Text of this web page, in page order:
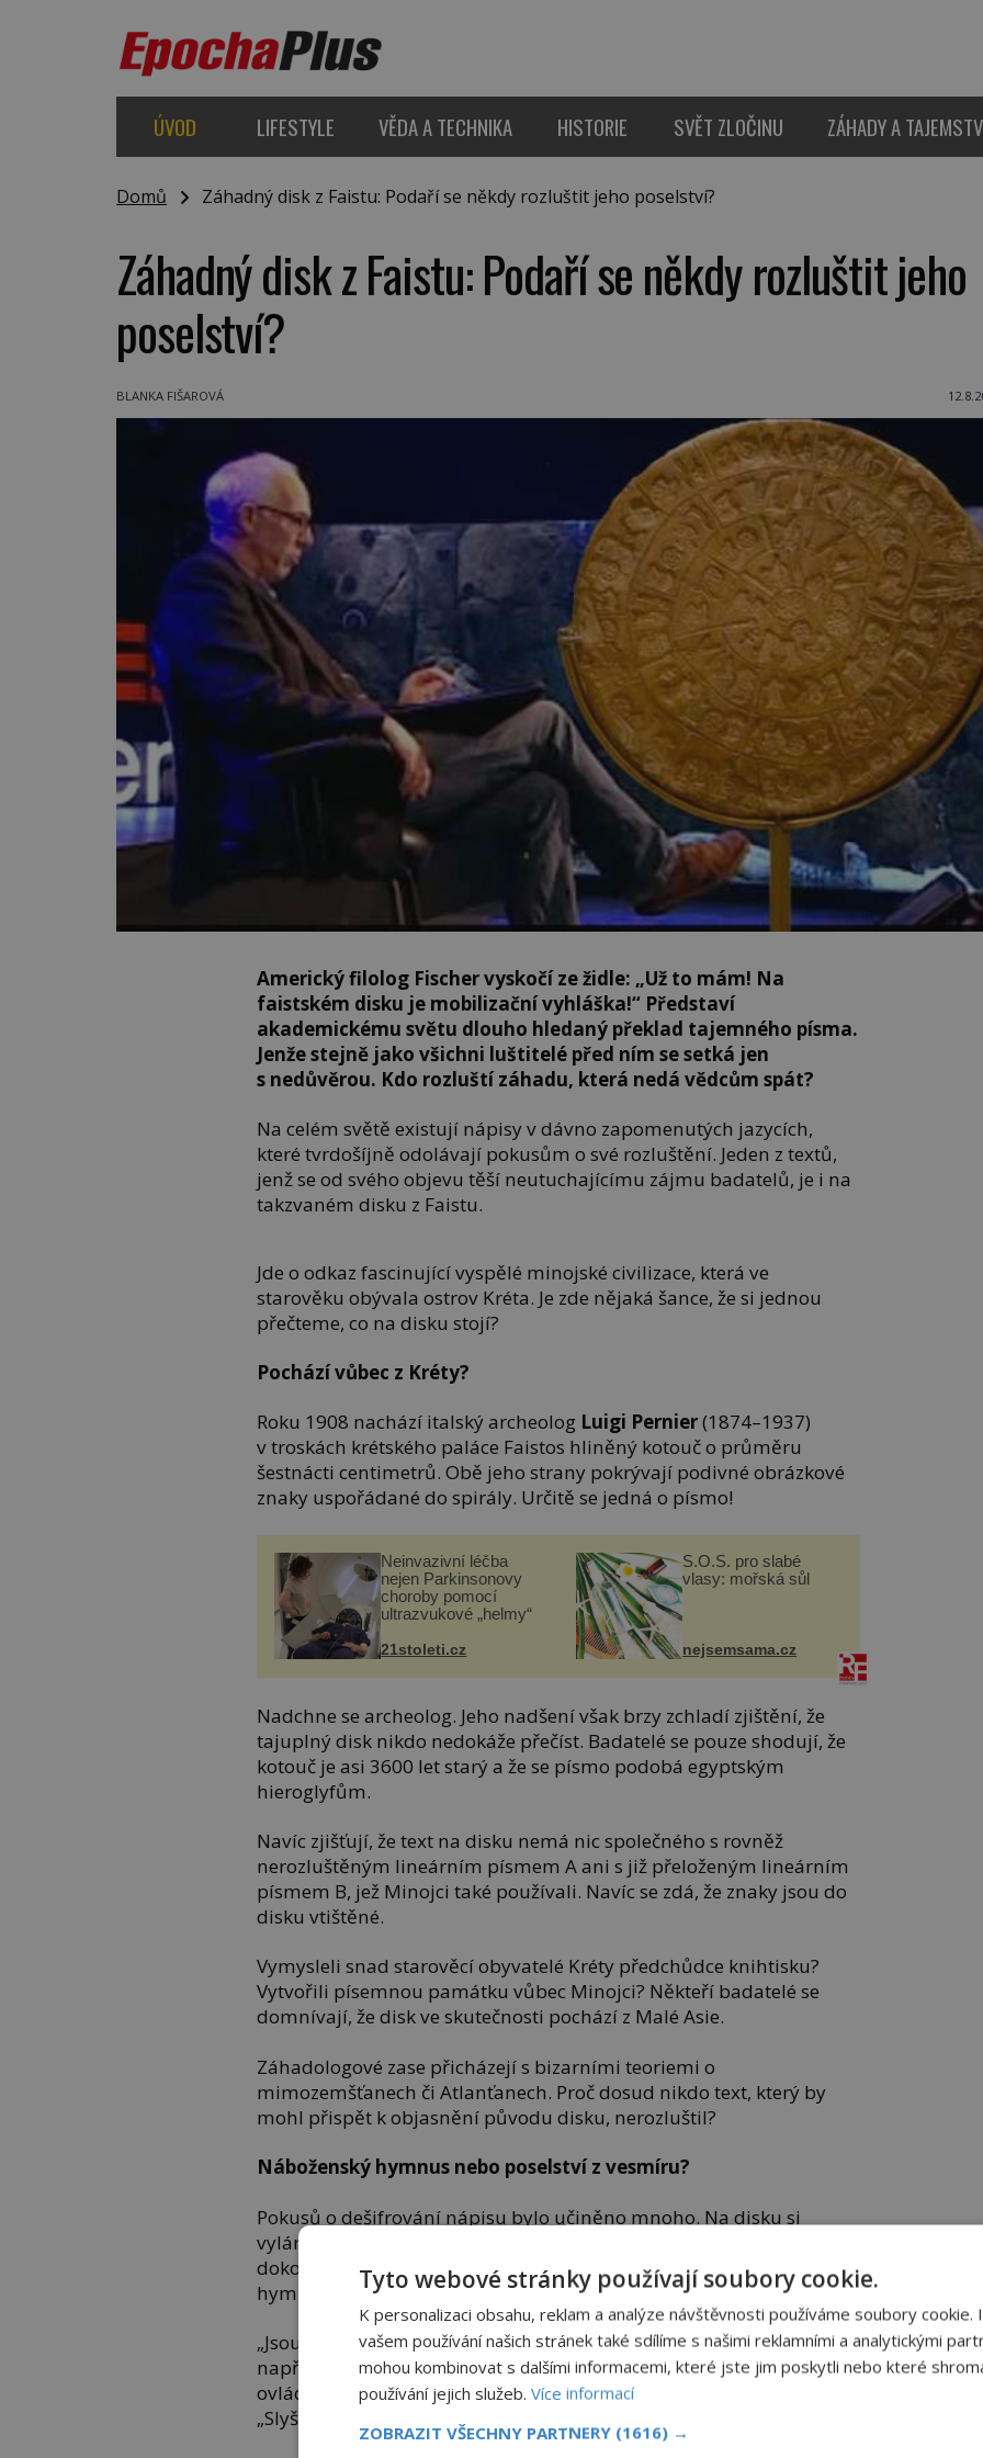
ÚVOD LIFESTYLE VĚDA A TECHNIKA HISTORIE SVĚT ZLOČINU ZÁHADY A
Domů Záhadný disk z Faistu: Podaří se někdy rozluštit jeho poselství?
Záhadný disk z Faistu: Podaří se někdy rozluštit jeho
poselství?
BLANKA FIŠAROVÁ
Americký filolog Fischer vyskočí ze židle: „Už to mám! Na
faistském disku je mobilizační vyhláška!“ Představí
akademickému světu dlouho hledaný překlad tajemného písma.
Jenže stejně jako všichni luštitelé před ním se setká jen
s nedůvěrou. Kdo rozluští záhadu, která nedá vědcům spát?
Na celém světě existují nápisy v dávno zapomenutých jazycích,
které tvrdošíjně odolávají pokusům o své rozluštění. Jeden z textů,
jenž se od svého objevu těší neutuchajícímu zájmu badatelů, je i na
takzvaném disku z Faistu.
Jde o odkaz fascinující vyspělé minojské civilizace, která ve
starověku obývala ostrov Kréta. Je zde nějaká šance, že si jednou
přečteme, co na disku stojí?
Pochází vůbec z Kréty?
Roku 1908 nachází italský archeolog Luigi Pernier(1874–1937)
v troskách krétského paláce Faistos hliněný kotouč o průměru
šestnácti centimetrů. Obě jeho strany pokrývají podivné obrázkové
znaky uspořádané do spirály. Určitě se jedná o písmo!
Neinvazivní léčba
nejen Parkinsonovy
choroby pomocí
ultrazvukové „helmy“
21stoleti.cz
S.O.S. pro slabé
vlasy: mořská sůl
nejsemsama.cz
Nadchne se archeolog. Jeho nadšení však brzy zchladí zjištění, že
tajuplný disk nikdo nedokáže přečíst. Badatelé se pouze shodují, že
kotouč je asi 3600 let starý a že se písmo podobá egyptským
hieroglyfům.
Navíc zjišťují, že text na disku nemá nic společného s rovněž
nerozluštěným lineárním písmem A ani s již přeloženým lineárním
písmem B, jež Minojci také používali. Navíc se zdá, že znaky jsou do
disku vtištěné.
Vymysleli snad starověcí obyvatelé Kréty předchůdce knihtisku?
Vytvořili písemnou památku vůbec Minojci? Někteří badatelé se
domnívají, že disk ve skutečnosti pochází z Malé Asie.
Záhadologové zase přicházejí s bizarními teoriemi o
mimozemšťanech či Atlanťanech. Proč dosud nikdo text, který by
mohl přispět k objasnění původu disku, nerozluštil?
Náboženský hymnus nebo poselství z vesmíru?
Pokusů o dešifrování nápisu bylo učiněno mnoho. Na disku si
vylámali zuby filologové i další odborníci či záhadologové. Někteří
dokonce tvrdili, že se jim podařilo nápis rozluštit. „Jde o náboženský
hymnus!“vykřikovali jedni.
„Jsou to záznamy o stavu obilí!“ oponovali jim druzí. V roce 2000
například přichází americký filologSteven Roger Fischer, jenž
ovládá osmdesát živých i mrtvých jazyků, s následujícím překladem:
„Slyšte, Kréťané a Řekové.
Tyto webové stránky používají soubory cookie.
K personalizaci obsahu, reklam a analýze návštěvnosti používáme soubory cookie.
vašem používání našich stránek také sdílíme s našimi reklamními a analytickými
mohou kombinovat s dalšími informacemi, které jste jim poskytli nebo které
používání jejich služeb. Více informací
ZOBRAZIT VŠECHNY PARTNERY (1616) →